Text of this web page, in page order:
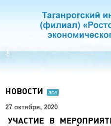
НОВОСТИ все
27 октября, 2020
УЧАСТИЕ В